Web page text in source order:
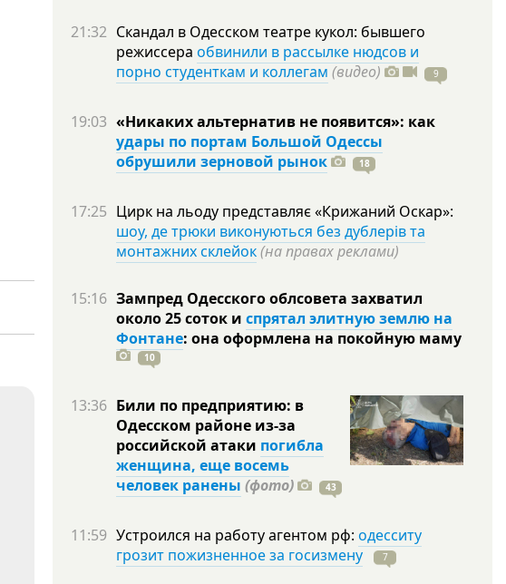
21:32 Скандал в Одесском театре кукол: бывшего
режиссера обвинили в рассылке нюдсов и
порно студенткам и коллегам (видео) 9
19:03 «Никаких альтернатив не появится»: как
удары по портам Большой Одессы
обрушили зерновой рынок
18
17:25 Цирк на льоду представляє «Крижаний Оскар»:
шоу, де трюки виконуються без дублерів та
монтажних склейок(на правах реклами)
15:16 Зампред Одесского облсовета захватил
около 25 соток и спрятал элитную землю на
Фонтане: она оформлена на покойную маму
10
13:36 Били по предприятию: в
Одесском районе из-за
российской атаки погибла
женщина, еще восемь
человек ранены (фото) 43
11:59 Устроился на работу агентом рф: одесситу
грозит пожизненное за госизмену
7